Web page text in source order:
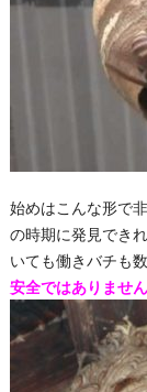
始めはこんな形で
の時期に発見でき
いても働きバチも
安全ではありませ